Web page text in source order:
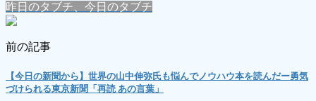
昨日のタブチ、今日のタブチ
前の記事
【今日の新聞から】世界の山中伸弥氏も悩んでノウハウ本を読んだー勇気
づけられる東京新聞「再読 あの言葉」